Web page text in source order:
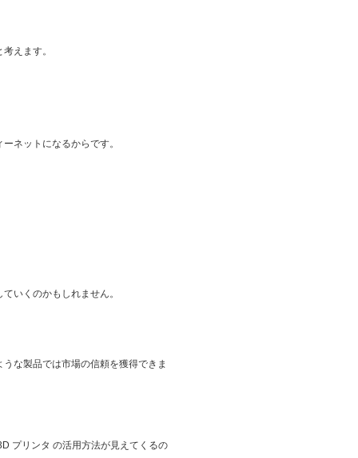
えます。
ネットになるからです。
いくのかもしれません。
な製品では市場の信頼を獲得できま
プリンタ の活用方法が見えてくるの